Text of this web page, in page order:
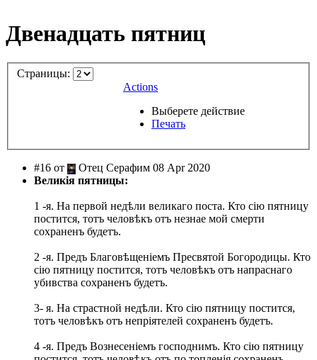
Двенадцать пятниц
Страницы:
Actions
Выберете действие
Печать
#16 от
Отец Серафим 08 Apr 2020
Великія пятницы:
1 -я. На первой недѣли великаго поста. Кто сію пятницу
постится, тотъ человѣкъ отъ незнае мой смерти
сохраненъ будетъ.
2 -я. Предъ Благовѣщеніемъ Пресвятой Богородицы. Кто
сію пятницу постится, тотъ человѣкъ отъ напраснаго
убивства сохраненъ будетъ.
3- я. На страстной недѣли. Кто сію пятницу постится,
тотъ человѣкъ отъ непріятелей сохраненъ будетъ.
4 -я. Предъ Вознесеніемъ господнимъ. Кто сію пятницу